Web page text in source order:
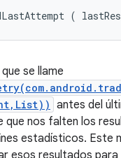
(
se llame
antes del
que nos falten los
estadísticos. Este
esos resultados para